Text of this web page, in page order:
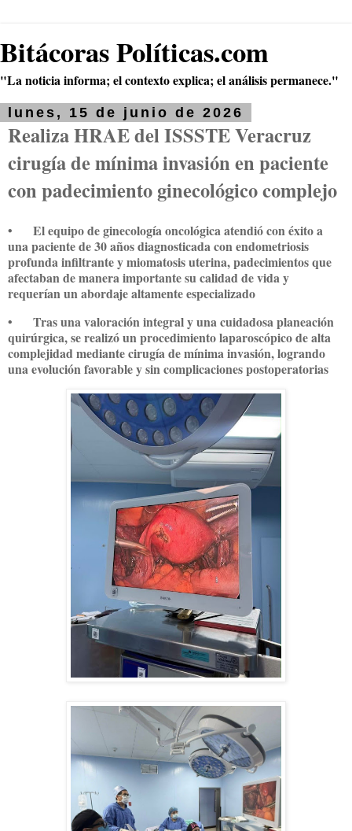
Bitácoras Políticas.com
"La noticia informa; el contexto explica; el análisis permanece."
lunes, 15 de junio de 2026
Realiza HRAE del ISSSTE Veracruz
cirugía de mínima invasión en paciente
con padecimiento ginecológico complejo
•
El equipo de ginecología oncológica atendió con éxito a
una paciente de 30 años diagnosticada con endometriosis
profunda infiltrante y miomatosis uterina, padecimientos que
afectaban de manera importante su calidad de vida y
requerían un abordaje altamente especializado
•
Tras una valoración integral y una cuidadosa planeación
quirúrgica, se realizó un procedimiento laparoscópico de alta
complejidad mediante cirugía de mínima invasión, logrando
una evolución favorable y sin complicaciones postoperatorias